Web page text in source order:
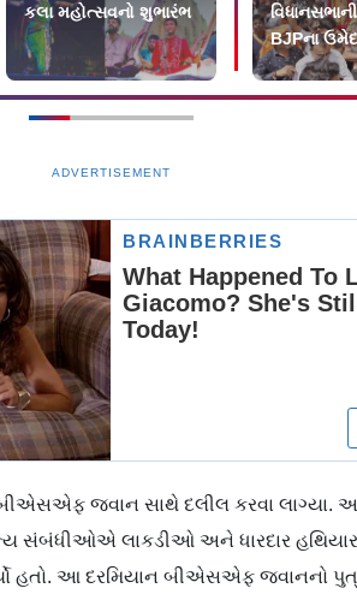
કલા મહોત્સવનો શુભારંભ
BJPના
વિજય
ADVERTISEMENT
જવાન સાથે દલીલ કરવા લાગ્યા.
સંબંધીઓએ લાકડીઓ અને ધારદાર હથિયાર
હતો. આ દરમિયાન બીએસએફ જવાનનો